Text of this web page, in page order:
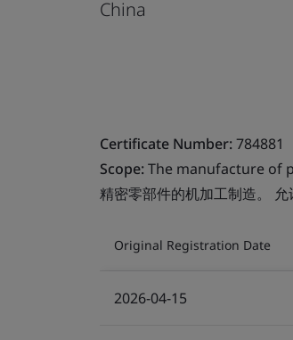
China
Certificate Number:784881
Scope:The manufacture of
精密零部件的机加工制造。 允
Original Registration Date
2026-04-15